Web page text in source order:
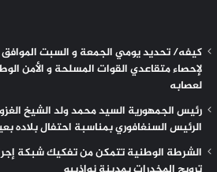
لإحصاء متقاعدي القوات المسلحة و الأمن
لعصابه
رئيس الجمهورية السيد محمد ولد الشيخ
الرئيس السنغافوري بمناسبة احتفال بلاده
الشرطة الوطنية تتمكن من تفكيك شبكة